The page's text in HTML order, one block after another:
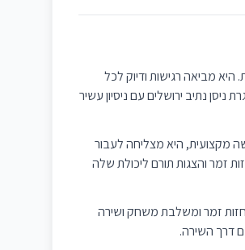
מביאה רגישות ודיוק לכל
נתיב ירושלים עם ניסיון עשיר
מקצועית, היא מצליחה לעבור
זמר והצגות תורם ליכולת שלה
זמר ומשלבת משחק ושירה
דרך השירה.